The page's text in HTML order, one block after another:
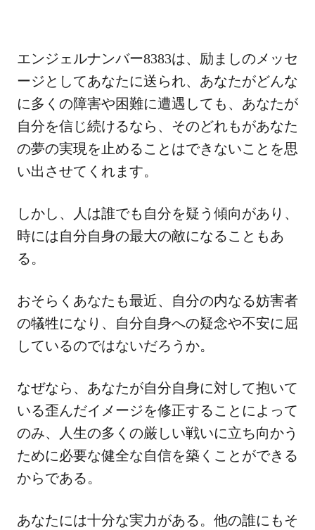
エンジェルナンバー8383は、励ましのメッセ
ージとしてあなたに送られ、あなたがどんな
に多くの障害や困難に遭遇しても、あなたが
自分を信じ続けるなら、そのどれもがあなた
の夢の実現を止めることはできないことを思
い出させてくれます。
しかし、人は誰でも自分を疑う傾向があり、
時には自分自身の最大の敵になることもあ
る。
おそらくあなたも最近、自分の内なる妨害者
の犠牲になり、自分自身への疑念や不安に屈
しているのではないだろうか。
なぜなら、あなたが自分自身に対して抱いて
いる歪んだイメージを修正することによって
のみ、人生の多くの厳しい戦いに立ち向かう
ために必要な健全な自信を築くことができる
からである。
あなたには十分な実力がある。他の誰にもそ